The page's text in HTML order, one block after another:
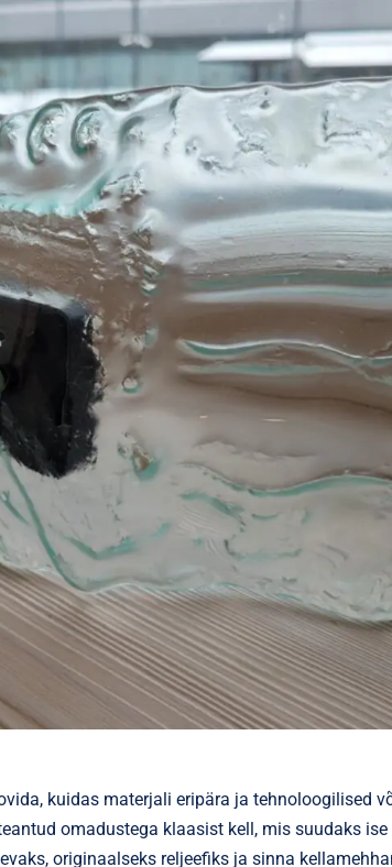
kuidas materjali eripära ja tehnoloogilised
omadustega klaasist kell, mis suudaks
originaalseks reljeefiks ja sinna